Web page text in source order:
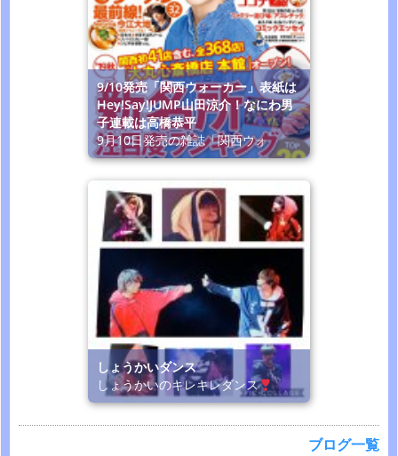
9/10発売「関西ウォーカー」表紙は
Hey!Say!JUMP山田涼介！なにわ男
子連載は高橋恭平
9月10日発売の雑誌「関西ウォ
しょうかいダンス
しょうかいのキレキレダンス
ブログ一覧